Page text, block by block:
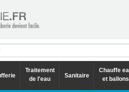
Traitement
de l'eau
Sanitaire
Chauffe
et ballons